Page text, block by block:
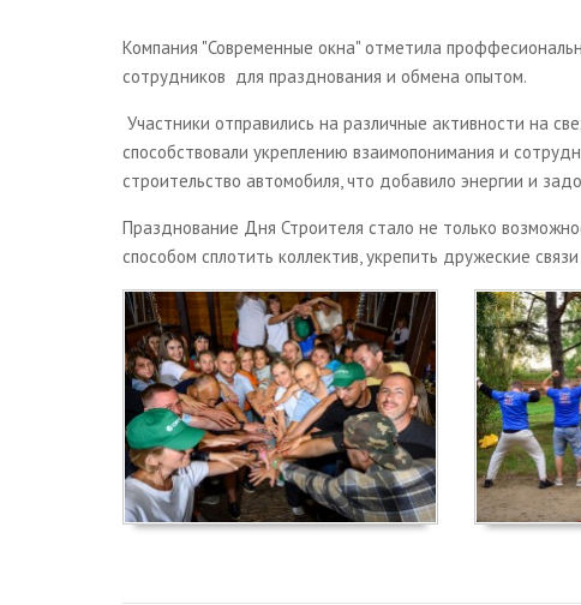
Компания "Современные окна" отметила
сотрудников для празднования и обмена опытом.
Участники отправились на различные активности на
способствовали укреплению взаимопонимания и
строительство автомобиля, что добавило энергии и
Празднование Дня Строителя стало не только
способом сплотить коллектив, укрепить дружеские